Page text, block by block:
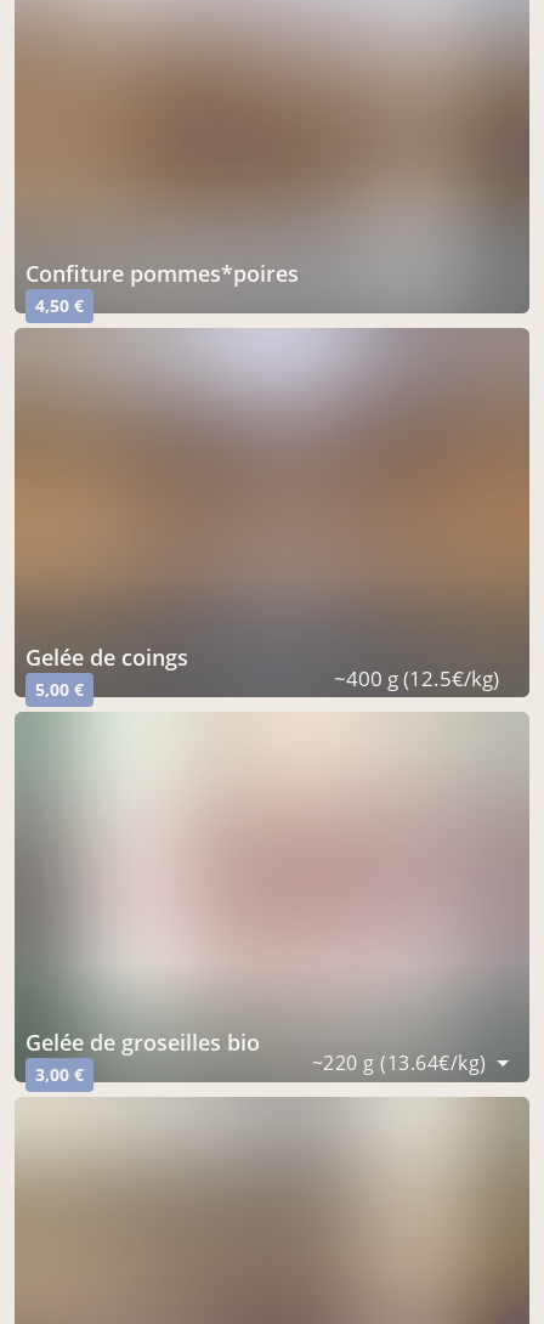
confiture pommes*poires
4,50 €
gelée de coings
5,00 € ~400 g (12.5€/kg)
gelée de groseilles bio
3,00 € ~220 g (13.64€/kg)